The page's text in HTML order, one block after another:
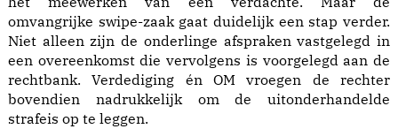
omvangrijke swipe-zaak gaat duidelijk een stap verder.
Niet alleen zijn de onderlinge afspraken vastgelegd in
een overeenkomst die vervolgens is voorgelegd aan de
rechtbank. Verdediging én OM vroegen de rechter
bovendien nadrukkelijk om de uitonderhandelde
strafeis op te leggen.